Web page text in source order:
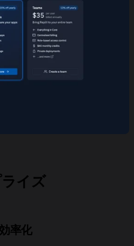
イズ
率化